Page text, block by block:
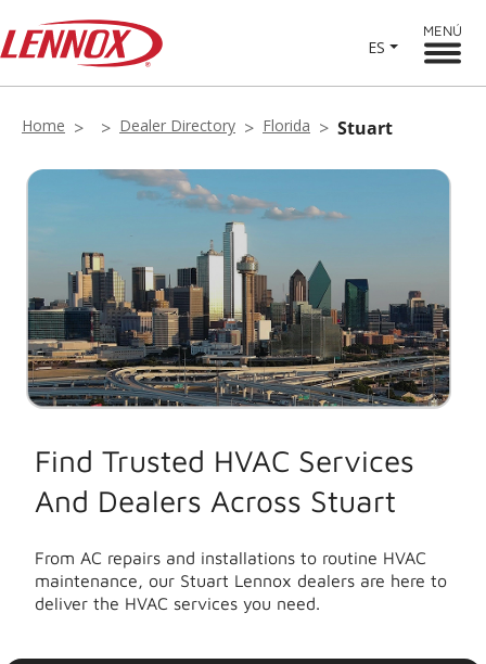
ES
MENÚ
Home Dealer Directory Florida Stuart
Find Trusted HVAC Services
And Dealers Across Stuart
From AC repairs and installations to routine HVAC
maintenance, our Stuart Lennox dealers are here to
deliver the HVAC services you need.